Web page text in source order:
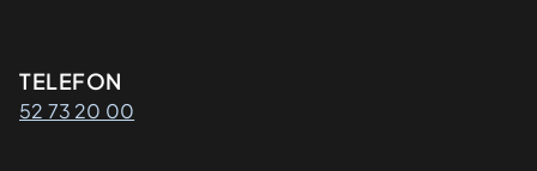
Kontaktinformasjon
TELEFON
52 73 20 00